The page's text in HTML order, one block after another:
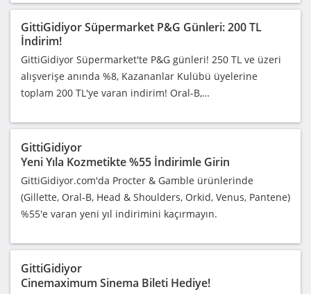
GittiGidiyor Süpermarket P&G Günleri: 200 TL
İndirim!
GittiGidiyor Süpermarket'te P&G günleri! 250 TL ve üzeri
alışverişe anında %8, Kazananlar Kulübü üyelerine
toplam 200 TL'ye varan indirim! Oral-B,…
GittiGidiyor
Yeni Yıla Kozmetikte %55 İndirimle Girin
GittiGidiyor.com'da Procter & Gamble ürünlerinde
(Gillette, Oral-B, Head & Shoulders, Orkid, Venus, Pantene)
%55'e varan yeni yıl indirimini kaçırmayın.
GittiGidiyor
Cinemaximum Sinema Bileti Hediye!